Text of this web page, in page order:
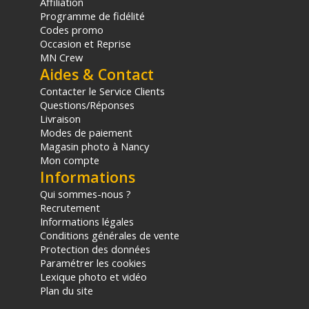
CONTENU DU CARTON :
1x Trépied
1x Rotule ball
Offre valable jusqu'au 06-08-2026 inclus.
Code EAN Kit trépied Gitzo Systematic Série 4 à 4 sections :
8024221717150
Garantie 5 ans
(1) Offre valable jusqu'au 31 Décembre 2030 à partir de 49 euros
d'achat, sur la base d'une expédition Chronopost 24H vers un point
relais situé en France continentale uniquement, valable uniquement
sur les produits de moins de 1m et moins de 20Kg.
(2) Sous réserve d'éligibilité.
(3) Nombre de points Fidélité estimés, hors remises au panier, basé
sur le prix TTC en €, les points seront effectivement calculés dans le
panier.
Programme de fidélité
Codes promo
Occasion et Reprise
MN Crew
Aides & Contact
Contacter le Service Clients
Questions/Réponses
Livraison
Modes de paiement
Magasin photo à Nancy
Mon compte
Informations
Qui sommes-nous ?
Recrutement
Informations légales
Conditions générales de vente
Protection des données
Paramétrer les cookies
Lexique photo et vidéo
Plan du site